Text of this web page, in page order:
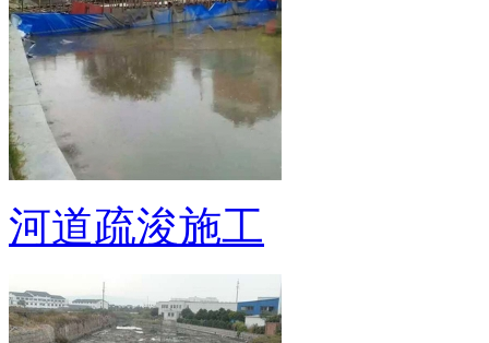
河道疏浚施工